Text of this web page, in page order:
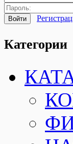
Категории